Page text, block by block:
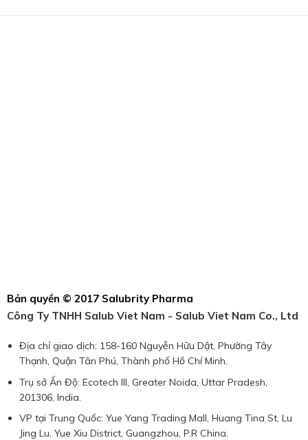
Bản quyền © 2017 Salubrity Pharma
Công Ty TNHH Salub Viet Nam - Salub Viet Nam Co., Ltd
Địa chỉ giao dịch: 158-160 Nguyễn Hữu Dật, Phường Tây
Thạnh, Quận Tân Phú, Thành phố Hồ Chí Minh.
Trụ sở Ấn Độ: Ecotech III, Greater Noida, Uttar Pradesh,
201306, India.
VP tại Trung Quốc: Yue Yang Trading Mall, Huang Tina St, Lu
Jing Lu, Yue Xiu District, Guangzhou, P.R China.